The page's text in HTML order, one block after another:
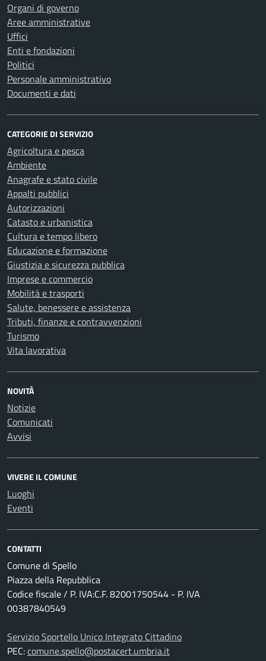
Organi di governo
Aree amministrative
Uffici
Enti e fondazioni
Politici
Personale amministrativo
Documenti e dati
CATEGORIE DI SERVIZIO
Agricoltura e pesca
Ambiente
Anagrafe e stato civile
Appalti pubblici
Autorizzazioni
Catasto e urbanistica
Cultura e tempo libero
Educazione e formazione
Giustizia e sicurezza pubblica
Imprese e commercio
Mobilità e trasporti
Salute, benessere e assistenza
Tributi, finanze e contravvenzioni
Turismo
Vita lavorativa
NOVITÀ
Notizie
Comunicati
Avvisi
VIVERE IL COMUNE
Luoghi
Eventi
CONTATTI
Comune di Spello
Piazza della Repubblica
Codice fiscale / P. IVA:C.F. 82001750544 - P. IVA
00387840549
Servizio Sportello Unico Integrato Cittadino
PEC:comune.spello@postacert.umbria.it